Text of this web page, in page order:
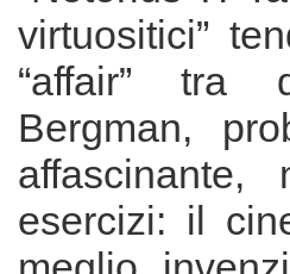
virtuositici”
“affair” tra
Bergman,
esercizi: il